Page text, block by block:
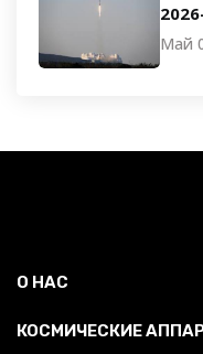
Май
О НАС
КОСМИЧЕСКИЕ